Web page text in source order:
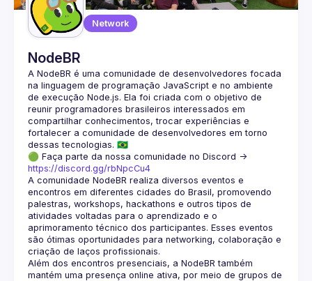
Network
NodeBR
A NodeBR é uma comunidade de desenvolvedores focada
na linguagem de programação JavaScript e no ambiente
de execução Node.js. Ela foi criada com o objetivo de
reunir programadores brasileiros interessados em
compartilhar conhecimentos, trocar experiências e
fortalecer a comunidade de desenvolvedores em torno
🟢 Faça parte da nossa comunidade no Discord ->
https://discord.gg/rbNpcCu4
A comunidade NodeBR realiza diversos eventos e
encontros em diferentes cidades do Brasil, promovendo
palestras, workshops, hackathons e outros tipos de
atividades voltadas para o aprendizado e o
aprimoramento técnico dos participantes. Esses eventos
são ótimas oportunidades para networking, colaboração e
Além dos encontros presenciais, a NodeBR também
mantém uma presença online ativa, por meio de grupos de